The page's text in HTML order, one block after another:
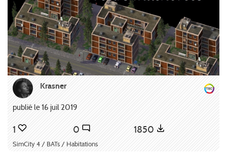
Krasner
publié le 16 juil 2019
1 0 1850
SimCity 4 / BATs / Habitations